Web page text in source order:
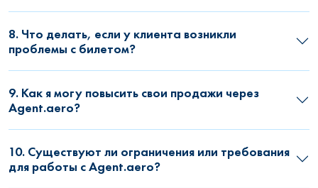
8. Что делать, если у клиента возникли
проблемы с билетом?
9. Как я могу повысить свои продажи через
Agent.aero?
10. Существуют ли ограничения или требования
для работы с Agent.aero?